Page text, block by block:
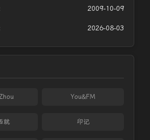
2009-10-09
2026-08-03
You&FM
就 印记